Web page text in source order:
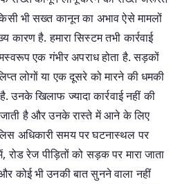
भी सख्त कानून का अभाव ऐसे मामलों
है. हमारा सिस्टम तभी कार्रवाई
एक गंभीर अपराध होता है. सड़कों
लोगों या एक दूसरे को मारने की धमकी
उनके खिलाफ ज्यादा कार्रवाई नहीं की
जाती है और उनके रास्ते में आने के लिए
अधिकारी समय पर घटनास्थल पर
रोड रेज पीड़ितों को सड़क पर मारा जाता
कोई भी उनकी बात सुनने वाला नहीं